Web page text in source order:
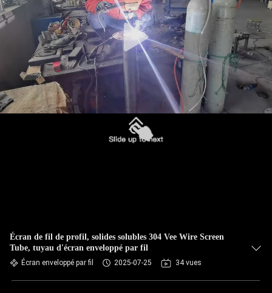
Écran de fil de profil, solides solubles 304 Vee Wire Screen
Tube, tuyau d'écran enveloppé par fil
Écran enveloppé par fil 2025-07-25 34 vues